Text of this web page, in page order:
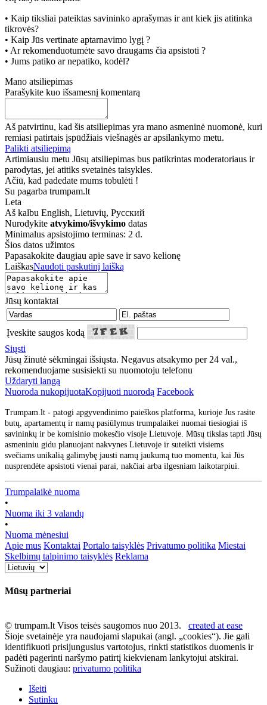
• Kaip tiksliai pateiktas savininko aprašymas ir ant kiek jis atitinka
tikrovės?
• Kaip Jūs vertinate aptarnavimo lygį ?
• Ar rekomenduotumėte savo draugams čia apsistoti ?
• Jums patiko ar nepatiko, kodėl?
Mano atsiliepimas
Parašykite kuo išsamesnį komentarą
Aš patvirtinu, kad šis atsiliepimas yra mano asmeninė nuomonė, kuri
remiasi patirtais įspūdžiais viešnagės ar apsilankymo metu.
Palikti atsiliepimą
Artimiausiu metu Jūsų atsiliepimas bus patikrintas moderatoriaus ir
parodytas, jei atitiks svetainės taisykles.
Ačiū, kad padedate mums tobulėti !
Su pagarba trumpam.lt
Leta
Aš kalbu English, Lietuvių, Русский
Nurodykite atvykimo/išvykimo datas
Minimalus apsistojimo terminas: 2 d.
Šios datos užimtos
Papasakokite daugiau apie save ir savo kelionę
LaiškasNaudoti paskutinį laišką
Jūsų kontaktai
Įveskite saugos kodą
Siųsti
Jūsų žinutė sėkmingai išsiųsta. Negavus atsakymo per 24 val.,
rekomenduojame susisiekti su nuomotoju telefonu
Uždaryti langą
Nuoroda nukopijuotaKopijuoti nuorodą Facebook
Trumpam.lt - patogi apgyvendinimo paieškos platforma, kurioje Jus rasite
butų, apartamentų ir namų pasiūlymus trumpalaikei nuomai tiesiogiai iš
savininkų ir be komisinio mokesčio visoje Lietuvoje. Mūsų tikslas tapti Jūsų
asmeniniu gidu planuojant nakvynes Lietuvoje ir suteikti visiems
svečiams unikalią galimybę jausti namų jaukumą tuo momentu, kai Jūs
nusprendėte apsistoti vienai parai, nakčiai arba ilgesniam laikotarpiui.
Trumpalaikė nuoma
•
Nuoma iki 3 valandų
•
Nuoma mėnesiui
Apie mus Kontaktai Portalo taisyklės Privatumo politika Miestai
Skelbimų talpinimo taisyklės Reklama
Mūsų partneriai
© trumpam.lt Visos teisės saugomos nuo 2013. created at ease
Šioje svetainėje yra naudojami slapukai (angl. „cookies“). Jie gali
identifikuoti prisijungusius vartotojus, rinkti statistikos duomenis ir
padėti pagerinti naršymo patirtį kiekvienam lankytojui atskirai.
Sužinoti daugiau: privatumo politika
Išeiti
Sutinku